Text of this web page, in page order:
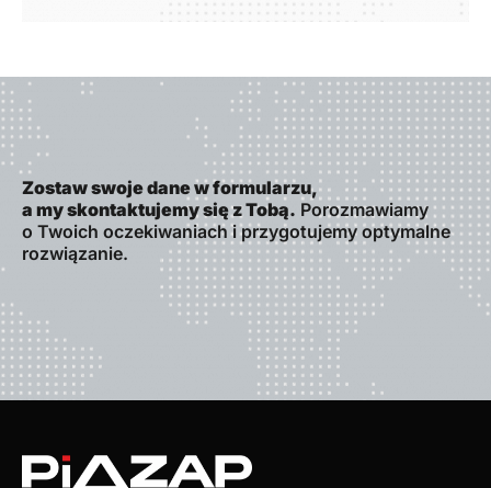
Zostaw swoje dane w formularzu,
a my skontaktujemy się z Tobą. Porozmawiamy
o Twoich oczekiwaniach i przygotujemy optymalne
rozwiązanie.